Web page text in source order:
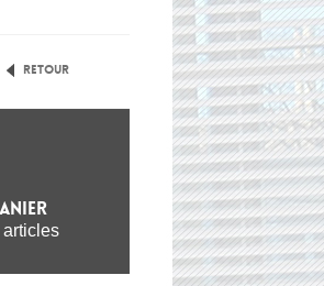
Retour
articles